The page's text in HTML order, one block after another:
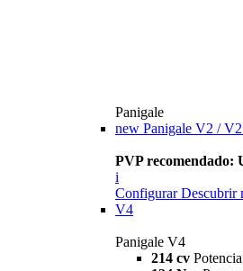
Panigale
new Panigale V2 /
PVP recomendado:
i
Configurar Descubrir
V4
Panigale V4
214 cv Potencia